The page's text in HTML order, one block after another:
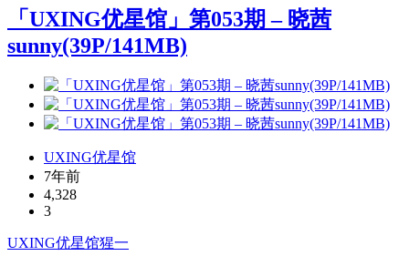
「UXING优星馆」第053期 – 晓茜
sunny(39P/141MB)
UXING优星馆
7年前
4,328
3
UXING优星馆猩一